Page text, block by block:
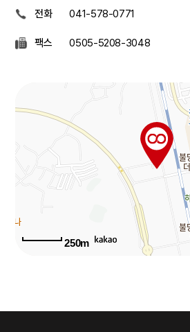
전화 041-578-0771
팩스 0505-5208-3048
250m